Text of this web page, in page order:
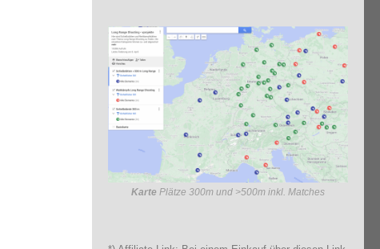
Karte Plätze 300m und >500m inkl. Matches